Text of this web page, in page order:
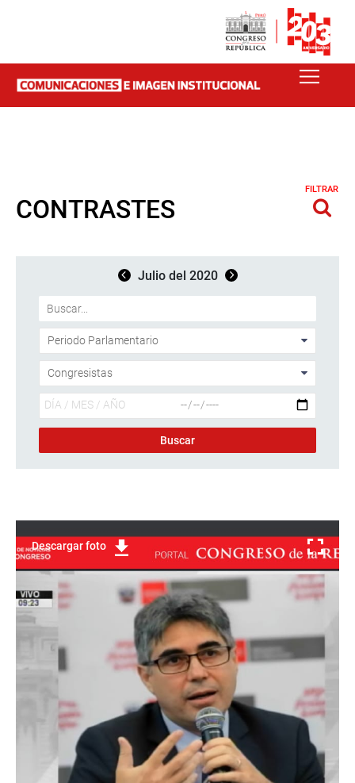
CONTRASTES
FILTRAR
Julio del 2020
Descargar foto